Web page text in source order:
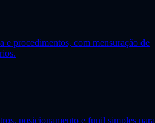
e procedimentos, com mensuração de
posicionamento e funil simples para